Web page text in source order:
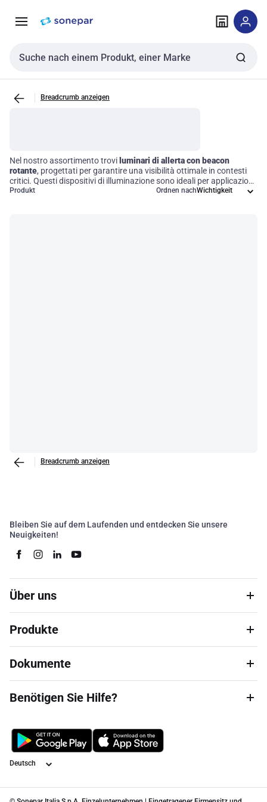
NavigationInhalt
Sucheingabe
Breadcrumb anzeigen
Nel nostro assortimento trovi luminari di allerta con beacon
rotante, progettati per garantire una visibilità ottimale in contesti
critici. Questi dispositivi di illuminazione sono ideali per applicazioni
industriali, cantieristiche e di emergenza, dove la sicurezza è
Produkt Ordnen nach
Breadcrumb anzeigen
Bleiben Sie auf dem Laufenden und entdecken Sie unsere
Neuigkeiten!
Über uns
Produkte
Dokumente
Benötigen Sie Hilfe?
Sprache